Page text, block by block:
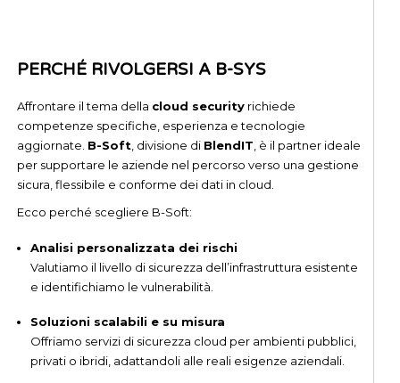
PERCHÉ RIVOLGERSI A B-SYS
Affrontare il tema della cloud securityrichiede
competenze specifiche, esperienza e tecnologie
aggiornate. B-Soft, divisione di BlendIT , è il partner ideale
per supportare le aziende nel percorso verso una gestione
sicura, flessibile e conforme dei dati in cloud.
Ecco perché scegliere B-Soft:
Analisi personalizzata dei rischi
Valutiamo il livello di sicurezza dell’infrastruttura esistente
e identifichiamo le vulnerabilità.
Soluzioni scalabili e su misura
Offriamo servizi di sicurezza cloud per ambienti pubblici,
privati o ibridi, adattandoli alle reali esigenze aziendali.